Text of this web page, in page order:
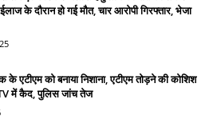
के दौरान हो गई मौत, चार आरोपी गिरफ्तार, भेजा
एटीएम को बनाया निशाना, एटीएम तोड़ने की कोशिश
में कैद, पुलिस जांच तेज